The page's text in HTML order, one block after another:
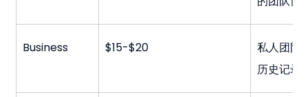
Business $15-$20
私人团队
历史记录